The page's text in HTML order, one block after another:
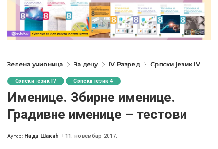
Зелена учионица За децу IV Разред Српски језик IV
Српски језик IV Српски језик 4
Именице. Збирне именице.
Градивне именице – тестови
Posted
Аутор: Нада Шакић 11. новембар 2017.